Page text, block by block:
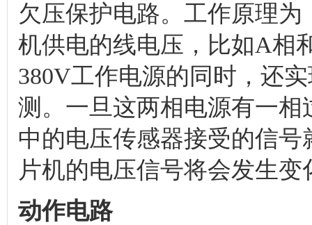
欠压保护电路。工作原理
机供电的线电压，比如A相
380V工作电源的同时，还
测。一旦这两相电源有一
中的电压传感器接受的信
片机的电压信号将会发生
动作电路